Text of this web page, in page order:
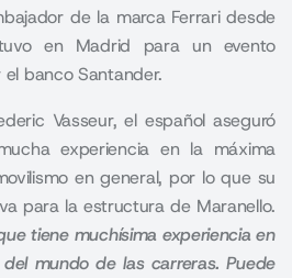
de la marca Ferrari desde
en Madrid para un evento
banco Santander.
Vasseur, el español aseguró
experiencia en la máxima
en general, por lo que su
para la estructura de Maranello.
tiene muchísima experiencia en
mundo de las carreras. Puede